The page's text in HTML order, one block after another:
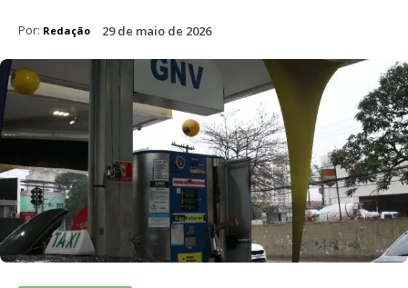
Por: Redação 29 de maio de 2026